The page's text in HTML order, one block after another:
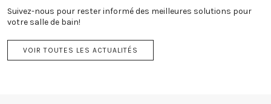
Suivez-nous pour rester informé des meilleures solutions pour
votre salle de bain!
VOIR TOUTES LES ACTUALITÉS